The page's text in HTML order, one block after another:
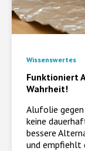
Funktioniert
Wahrheit!
Alufolie
keine
bessere
und empfiehlt
Wissenswertes